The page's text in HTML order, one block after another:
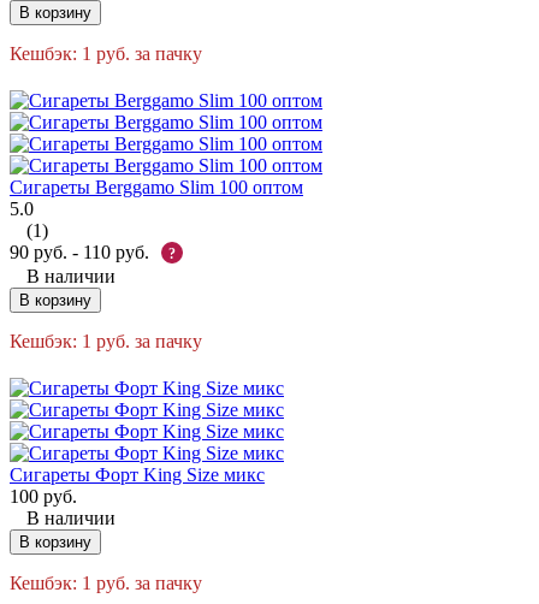
В корзину
Кешбэк: 1 руб. за пачку
Сигареты Berggamo Slim 100 оптом
5.0
(1)
90 руб. - 110 руб. ?
В наличии
В корзину
Кешбэк: 1 руб. за пачку
Сигареты Форт King Size микс
100 руб.
В наличии
В корзину
Кешбэк: 1 руб. за пачку